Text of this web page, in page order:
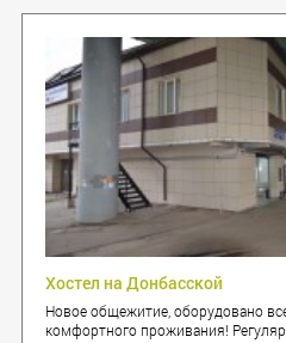
Хостел на Донбасской
Новое общежитие, оборудовано
комфортного проживания!